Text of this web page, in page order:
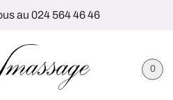
au 024 564 46 46
0